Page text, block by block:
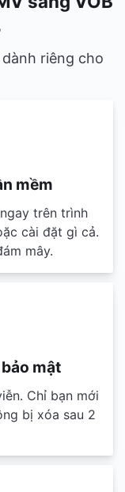
riêng cho
mềm
trên trình
cài đặt gì cả.
mây.
mật
Chỉ bạn mới
bị xóa sau 2